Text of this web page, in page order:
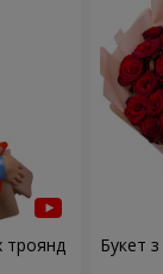
троянд Букет